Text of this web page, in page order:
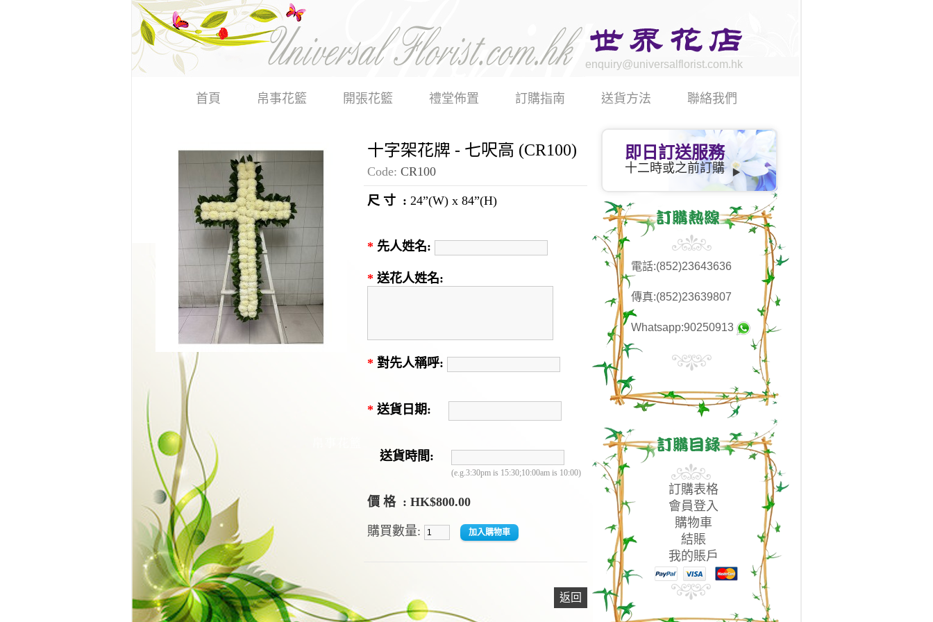
enquiry@universalflorist.com.hk
首頁 帛事花籃 開張花籃 禮堂佈置 訂購指南 送貨方法 聯絡我們
十字架花牌 - 七呎高 (CR100)
Code: CR100
尺 寸 : 24”(W) x 84”(H)
* 先人姓名:
* 送花人姓名:
* 對先人稱呼:
* 送貨日期:
送貨時間:
(e.g.3:30pm is 15:30;10:00am is 10:00)
價 格 : HK$800.00
購買數量:
返回
即日訂送服務
十二時或之前訂購
電話:(852)23643636
傳真:(852)23639807
Whatsapp:90250913
訂購表格
會員登入
購物車
結賬
我的賬戶